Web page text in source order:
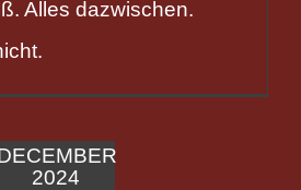
Alles dazwischen.
2024